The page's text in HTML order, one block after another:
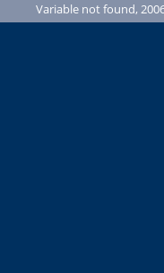
Variable not found,